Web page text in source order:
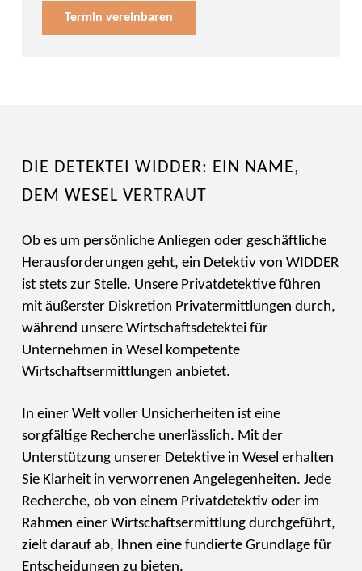
Termin vereinbaren
DIE DETEKTEI WIDDER: EIN NAME,
DEM WESEL VERTRAUT
Ob es um persönliche Anliegen oder geschäftliche
Herausforderungen geht, ein Detektiv von WIDDER
ist stets zur Stelle. Unsere Privatdetektive führen
mit äußerster Diskretion Privatermittlungen durch,
während unsere Wirtschaftsdetektei für
Unternehmen in Wesel kompetente
Wirtschaftsermittlungen anbietet.
In einer Welt voller Unsicherheiten ist eine
sorgfältige Recherche unerlässlich. Mit der
Unterstützung unserer Detektive in Wesel erhalten
Sie Klarheit in verworrenen Angelegenheiten. Jede
Recherche, ob von einem Privatdetektiv oder im
Rahmen einer Wirtschaftsermittlung durchgeführt,
zielt darauf ab, Ihnen eine fundierte Grundlage für
Entscheidungen zu bieten.